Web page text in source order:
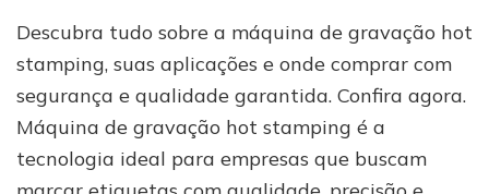
que
investir
uma
máquina
gravação
Descubra tudo sobre a máquina de gravação hot
stamping, suas aplicações e onde comprar com
segurança e qualidade garantida. Confira agora.
Máquina de gravação hot stamping é a
tecnologia ideal para empresas que buscam